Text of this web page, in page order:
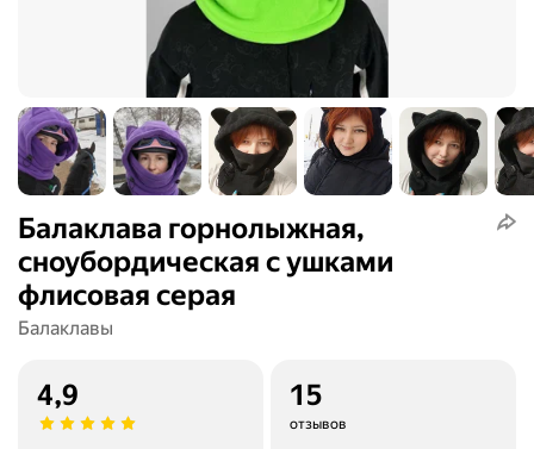
Балаклава горнолыжная,
сноубордическая с ушками
флисовая серая
Балаклавы
4,9 15
отзывов